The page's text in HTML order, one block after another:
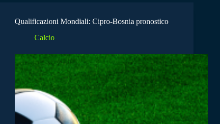
Qualificazioni Mondiali: Cipro-Bosnia pronostico
Calcio